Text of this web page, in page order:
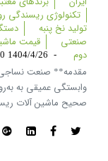
تکنولوژی ریسندگی
تولید نخ پنبه
صنعتی
قیمت
دوم
-
1404/4/26 14:23:40
مقدمه** صنعت نساجی
وابستگی عمیقی به
صحیح ماشین آلات